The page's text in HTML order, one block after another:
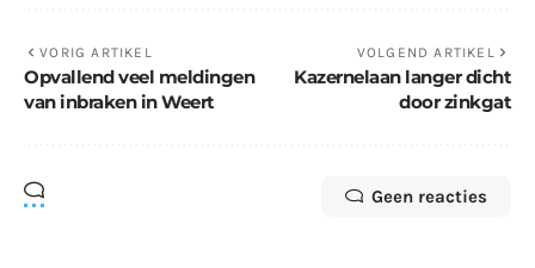
VORIG ARTIKEL
Opvallend veel meldingen
van inbraken in Weert
VOLGEND ARTIKEL
Kazernelaan langer dicht
door zinkgat
Geen reacties